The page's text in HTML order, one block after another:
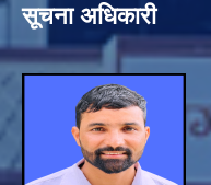
सूचना अधिकारी